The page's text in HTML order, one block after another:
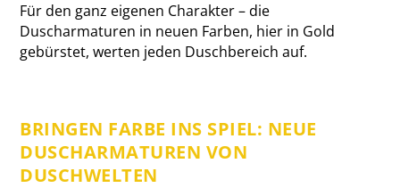
Für den ganz eigenen Charakter – die
Duscharmaturen in neuen Farben, hier in Gold
gebürstet, werten jeden Duschbereich auf.
BRINGEN FARBE INS SPIEL: NEUE
DUSCHARMATUREN VON
DUSCHWELTEN